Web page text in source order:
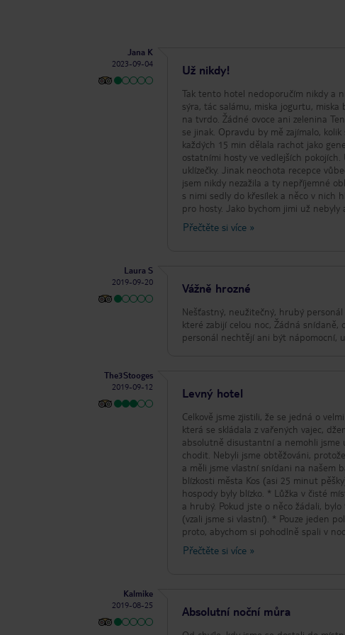
Jana K
2023-09-04
Už nikdy!
Tak tento hotel nedoporučím nikdy a
sýra, tác salámu, miska jogurtu, miska
na tvrdo. Žádné ovoce ani zelenina
se jinak. Opravdu by mě zajímalo,
každých 15 min dělala rachot jako
ostatními hosty ve vedlejších
uklízečky. Jinak neochota recepce
jsem nikdy nezažila a ty nepříjemné
s nimi sedly do křesílek a něco v nich
pro hosty. Jako bychom jimi už
říct asi třikrát. A přitom tam den předtím seděla paní s
cestovkám, že tento hotel vůbec
Přečtěte si více »
Laura S
2019-09-20
Vážně hrozné
Nešťastný, neužitečný, hrubý
které zabijí celou noc, Žádná
personál nechtějí ani být nápomocní,
The3Stooges
2019-09-12
Levný hotel
Celkově jsme zjistili, že se jedná o
která se skládala z vařených vajec,
absolutně disustantní a nemohli jsme
chodit. Nebyli jsme obtěžováni,
a měli jsme vlastní snídani na našem
blízkosti města Kos (asi 25 minut
hospody byly blízko. * Lůžka v čisté
a hrubý. Pokud jste o něco žádali,
(vzali jsme si vlastní). * Pouze jeden
proto, abychom si pohodlně spali v
byla v noci daleko na stráži. Díky
mají problémy s pohyblivostí, se s tím
Přečtěte si více »
Kalmike
2019-08-25
Absolutní noční můra